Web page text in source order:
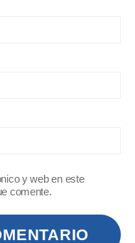
y web en este
comente.